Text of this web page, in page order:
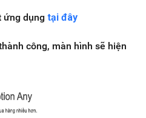
ứng dụng tại đây
công, màn hình sẽ hiện